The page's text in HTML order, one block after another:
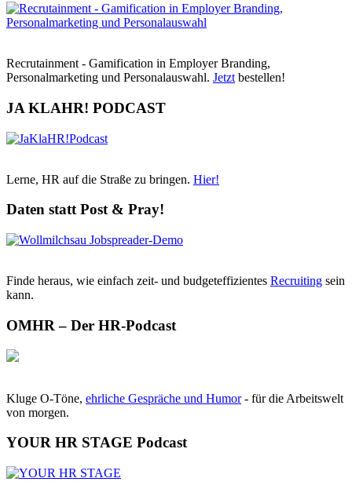
Recrutainment - Gamification in Employer Branding,
Personalmarketing und Personalauswahl. Jetzt bestellen!
JA KLAHR! PODCAST
Lerne, HR auf die Straße zu bringen. Hier!
Daten statt Post & Pray!
Finde heraus, wie einfach zeit- und budgeteffizientes Recruiting sein
kann.
OMHR – Der HR-Podcast
Kluge O-Töne, ehrliche Gespräche und Humor- für die Arbeitswelt
von morgen.
YOUR HR STAGE Podcast